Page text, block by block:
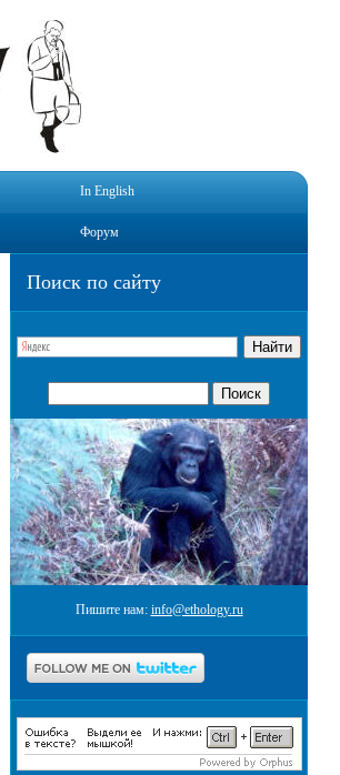
In English
Форум
Поиск по сайту
Пишите нам: info@ethology.ru